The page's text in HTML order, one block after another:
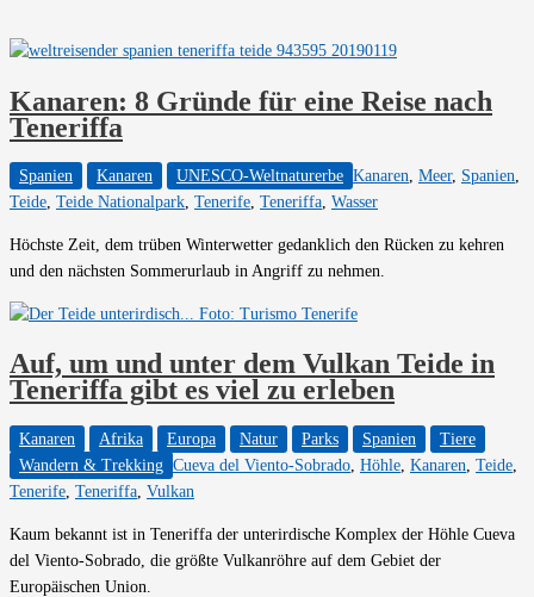
Kanaren: 8 Gründe für eine Reise nach
Teneriffa
Spanien Kanaren UNESCO-Weltnaturerbe Kanaren, Meer, Spanien,
Teide, Teide Nationalpark, Tenerife, Teneriffa, Wasser
Höchste Zeit, dem trüben Winterwetter gedanklich den Rücken zu kehren
und den nächsten Sommerurlaub in Angriff zu nehmen.
Auf, um und unter dem Vulkan Teide in
Teneriffa gibt es viel zu erleben
Kanaren Afrika Europa Natur Parks Spanien
Tiere
Wandern & Trekking Cueva del Viento-Sobrado, Höhle, Kanaren, Teide,
Tenerife, Teneriffa, Vulkan
Kaum bekannt ist in Teneriffa der unterirdische Komplex der Höhle Cueva
del Viento-Sobrado, die größte Vulkanröhre auf dem Gebiet der
Europäischen Union.